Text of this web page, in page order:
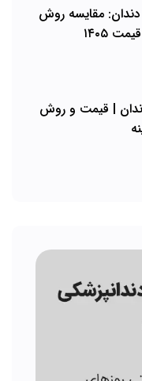
دندان: مقایسه روش
۱۴۰۵
| قیمت و روش